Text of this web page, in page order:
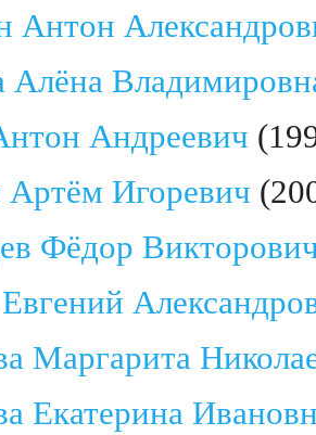
Антон
Алёна
Андреевич
Игоревич
Фёдор
Маргарита
Екатерина